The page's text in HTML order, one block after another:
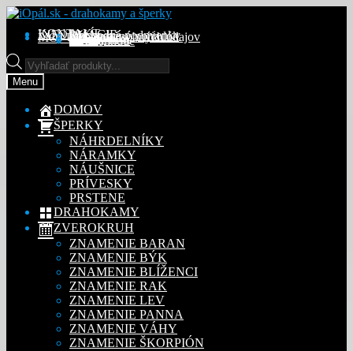
Preskočiť
navigáciu
Preskočiť
obsah
KONTAKT
INFORMÁCIE
Obchodné podmienky
Reklamačný poriadok
Ochrana osobných údajov
MÔJ ÚČETObjednávky
Adresy
Detaily účtu
Na stiahnutie
Products
search
Menu
DOMOV
ŠPERKY
NÁHRDELNÍKY
NÁRAMKY
NÁUŠNICE
PRÍVESKY
PRSTENE
DRAHOKAMY
ZVEROKRUH
ZNAMENIE BARAN
ZNAMENIE BÝK
ZNAMENIE BLÍŽENCI
ZNAMENIE RAK
ZNAMENIE LEV
ZNAMENIE PANNA
ZNAMENIE VÁHY
ZNAMENIE ŠKORPIÓN